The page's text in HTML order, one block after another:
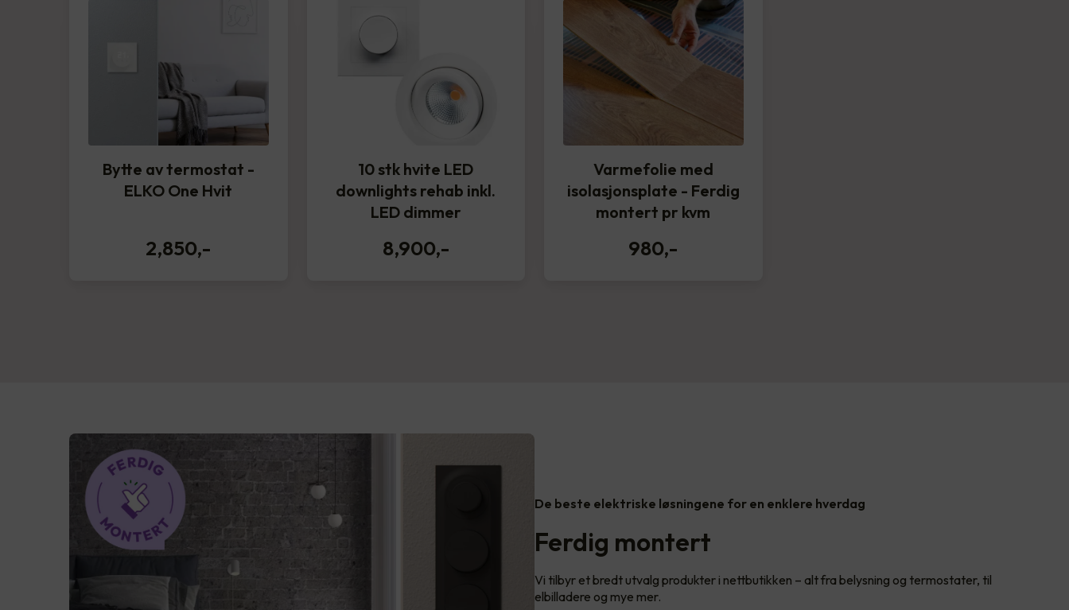
Bytte av termostat -
ELKO One Hvit
2,850,-
10 stk hvite LED
downlights rehab inkl.
LED dimmer
8,900,-
Varmefolie med
isolasjonsplate - Ferdig
montert pr kvm
980,-
De beste elektriske løsningene for en enklere hverdag
Ferdig montert
Vi tilbyr et bredt utvalg produkter i nettbutikken – alt fra belysning og termostater, til
elbilladere og mye mer.